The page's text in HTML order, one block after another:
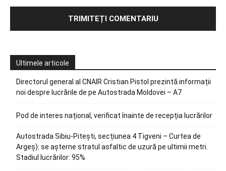
Ultimele articole
Directorul general al CNAIR Cristian Pistol prezintă informații
noi despre lucrările de pe Autostrada Moldovei – A7
Pod de interes național, verificat înainte de recepția lucrărilor
Autostrada Sibiu-Pitești, secțiunea 4 Tigveni – Curtea de
Argeș): se așterne stratul asfaltic de uzură pe ultimii metri.
Stadiul lucrărilor: 95%